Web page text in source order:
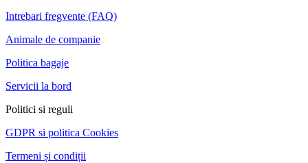
Intrebari fregvente (FAQ)
Animale de companie
Politica bagaje
Servicii la bord
Politici si reguli
GDPR si politica Cookies
Termeni și condiții